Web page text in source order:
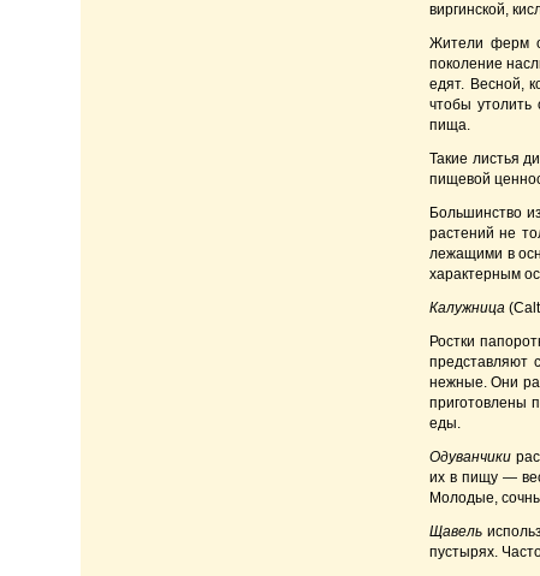
виргинской,
Жители ферм
поколение
едят. Весной,
чтобы утолить
пища.
Такие листья
пищевой
Большинство
растений не
лежащими в
характерным
Калужница
Ростки
представляют
нежные. Они
приготовлены
еды.
Одуванчики
их в пищу —
Молодые,
Щавель
пустырях.